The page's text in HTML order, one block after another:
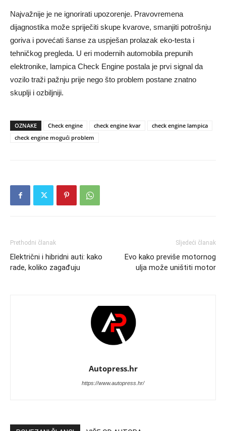
Najvažnije je ne ignorirati upozorenje. Pravovremena
dijagnostika može spriječiti skupe kvarove, smanjiti potrošnju
goriva i povećati šanse za uspješan prolazak eko-testa i
tehničkog pregleda. U eri modernih automobila prepunih
elektronike, lampica Check Engine postala je prvi signal da
vozilo traži pažnju prije nego što problem postane znatno
skuplji i ozbiljniji.
OZNAKE Check engine check engine kvar
check engine lampica
check engine mogući problem
Prethodni članak
Električni i hibridni auti: kako
rade, koliko zagađuju
Sljedeći članak
Evo kako previše motornog
ulja može uništiti motor
Autopress.hr
https://www.autopress.hr/